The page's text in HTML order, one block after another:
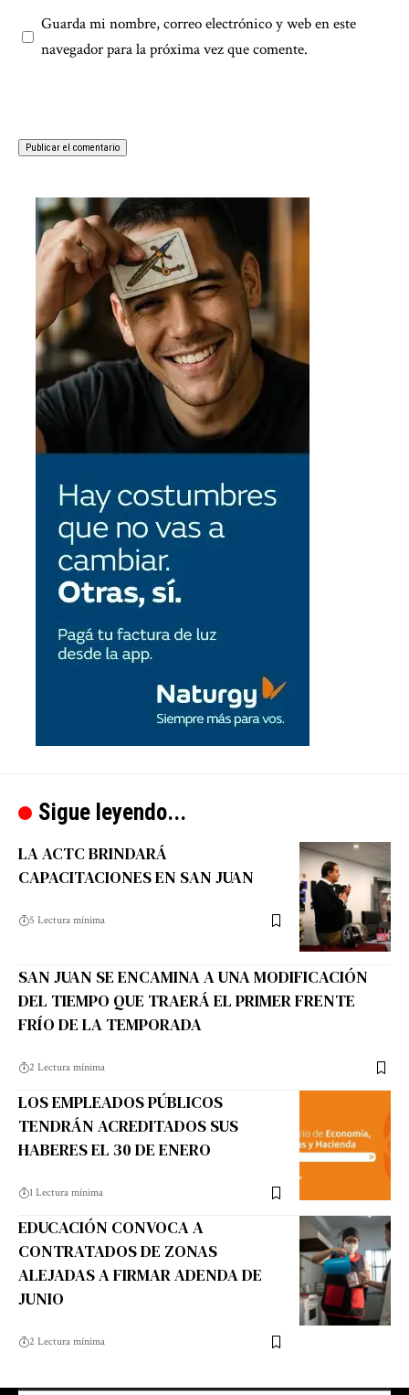
Guarda mi nombre, correo electrónico y web en este
navegador para la próxima vez que comente.
Sigue leyendo...
LA ACTC BRINDARÁ
CAPACITACIONES EN SAN JUAN
5 Lectura mínima
SAN JUAN SE ENCAMINA A UNA MODIFICACIÓN
DEL TIEMPO QUE TRAERÁ EL PRIMER FRENTE
FRÍO DE LA TEMPORADA
2 Lectura mínima
LOS EMPLEADOS PÚBLICOS
TENDRÁN ACREDITADOS SUS
HABERES EL 30 DE ENERO
1 Lectura mínima
EDUCACIÓN CONVOCA A
CONTRATADOS DE ZONAS
ALEJADAS A FIRMAR ADENDA DE
JUNIO
2 Lectura mínima